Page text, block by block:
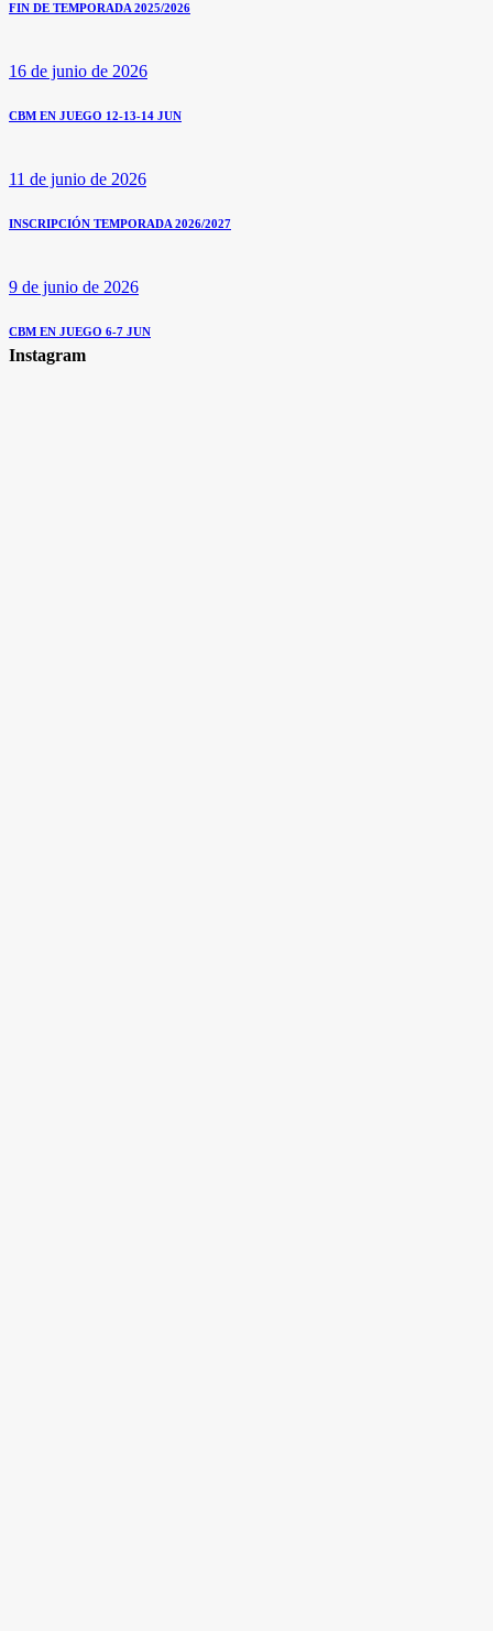
FIN DE TEMPORADA 2025/2026
16 de junio de 2026
CBM EN JUEGO 12-13-14 JUN
11 de junio de 2026
INSCRIPCIÓN TEMPORADA 2026/2027
9 de junio de 2026
CBM EN JUEGO 6-7 JUN
Instagram